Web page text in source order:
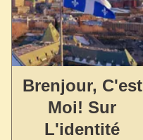
clavardage, etc.), les termes
déjà existants (blogue, fédivers,
auto-hébergement), et des
propositions pour de nouveaux
termes comme PSSA pour
webmention, et jardin clos pour
walled garden. Un appel à la
discussion sur la traduction des
termes techniques dans les
Brenjour, C'est
Moi! Sur
L'identité